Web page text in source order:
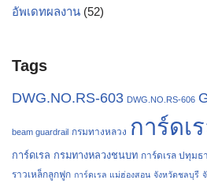
อัพเดทผลงาน (52)
Tags
DWG.NO.RS-603 DWG.NO.RS-606
beam guardrail กรมทางหลวง การ์ดเ
การ์ดเรล กรมทางหลวงชนบท การ์ดเรล ปทุมธ
ราวเหล็กลูกฟูก การ์ดเรล แม่ฮ่องสอน จังหวัดชลบุรี